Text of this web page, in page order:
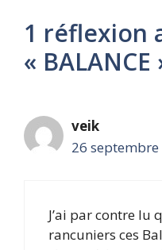
1 réflexion
« BALANCE
veik
26
J’ai par contre lu
rancuniers ces